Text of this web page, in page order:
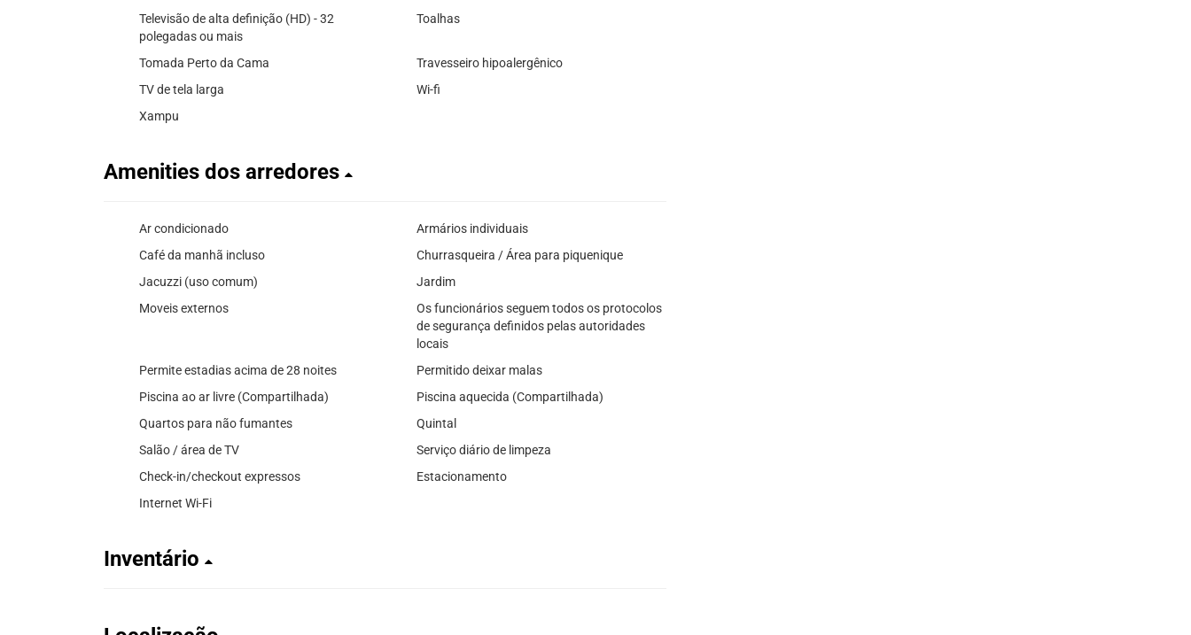
Televisão de alta definição (HD) - 32
polegadas ou mais
Toalhas
Tomada Perto da Cama
Travesseiro hipoalergênico
TV de tela larga
Wi-fi
Xampu
Amenities dos arredores
Ar condicionado
Armários individuais
Café da manhã incluso
Churrasqueira / Área para piquenique
Jacuzzi (uso comum)
Jardim
Moveis externos
Os funcionários seguem todos os protocolos
de segurança definidos pelas autoridades
locais
Permite estadias acima de 28 noites
Permitido deixar malas
Piscina ao ar livre (Compartilhada)
Piscina aquecida (Compartilhada)
Quartos para não fumantes
Quintal
Salão / área de TV
Serviço diário de limpeza
Check-in/checkout expressos
Estacionamento
Internet Wi-Fi
Inventário